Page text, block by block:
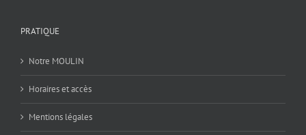
PRATIQUE
Notre MOULIN
Horaires et accès
Mentions légales